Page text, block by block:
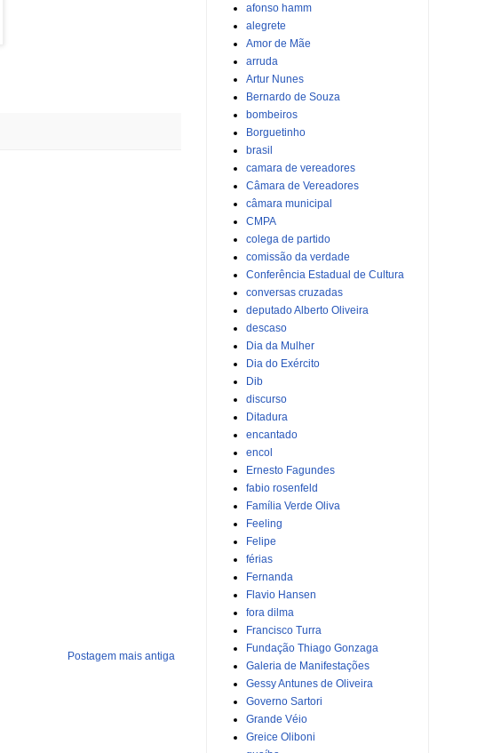
Postagem mais antiga
afonso hamm
alegrete
Amor de Mãe
arruda
Artur Nunes
Bernardo de Souza
bombeiros
Borguetinho
brasil
camara de vereadores
Câmara de Vereadores
câmara municipal
CMPA
colega de partido
comissão da verdade
Conferência Estadual de Cultura
conversas cruzadas
deputado Alberto Oliveira
descaso
Dia da Mulher
Dia do Exército
Dib
discurso
Ditadura
encantado
encol
Ernesto Fagundes
fabio rosenfeld
Família Verde Oliva
Feeling
Felipe
férias
Fernanda
Flavio Hansen
fora dilma
Francisco Turra
Fundação Thiago Gonzaga
Galeria de Manifestações
Gessy Antunes de Oliveira
Governo Sartori
Grande Véio
Greice Oliboni